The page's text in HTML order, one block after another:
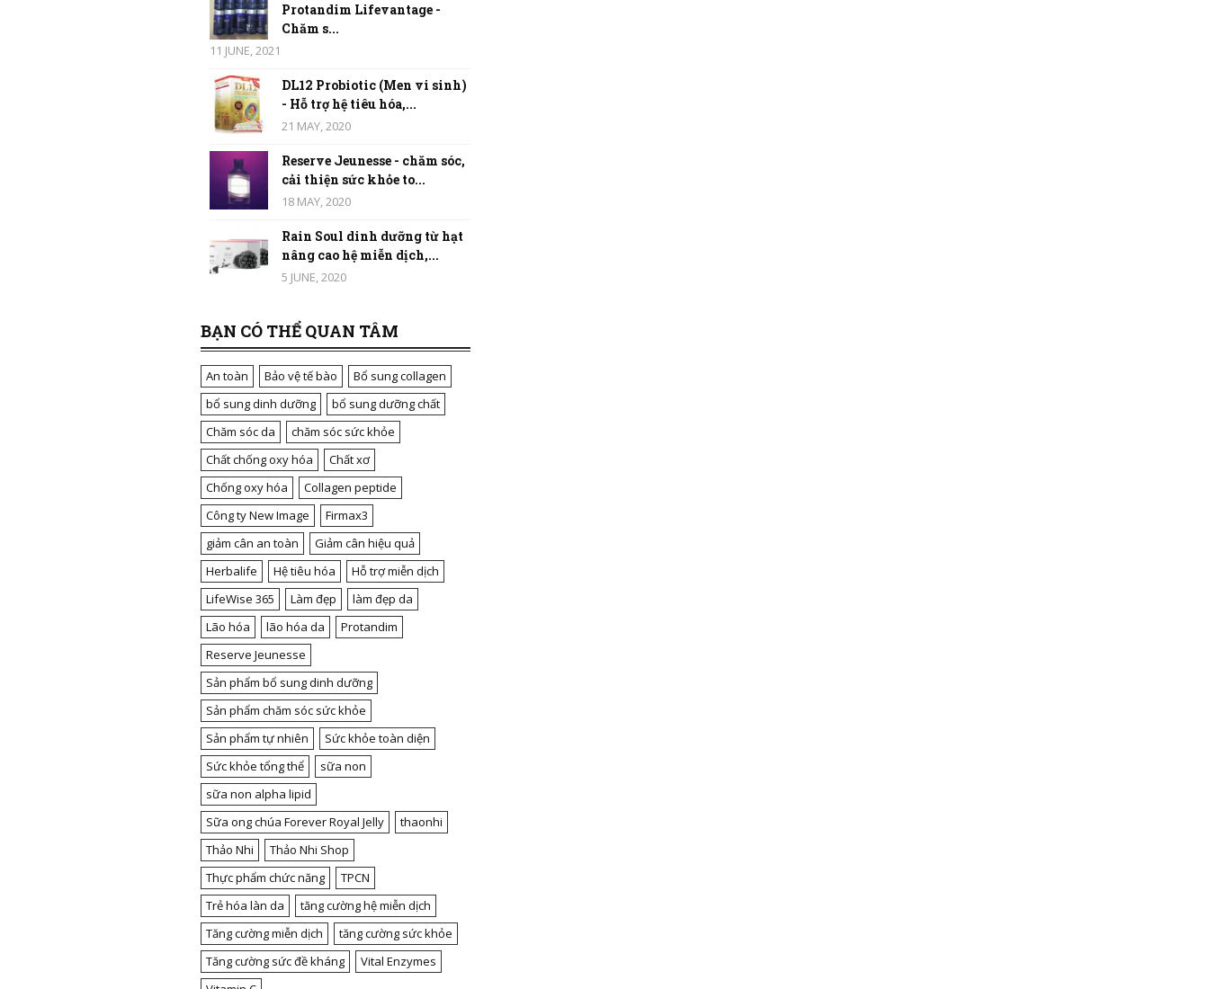
Protandim Lifevantage -
Chăm s...
11 JUNE, 2021
DL12 Probiotic (Men vi sinh)
- Hỗ trợ hệ tiêu hóa,...
21 MAY, 2020
Reserve Jeunesse - chăm sóc,
cải thiện sức khỏe to...
18 MAY, 2020
Rain Soul dinh dưỡng từ hạt
nâng cao hệ miễn dịch,...
5 JUNE, 2020
BẠN CÓ THỂ QUAN TÂM
An toàn Bảo vệ tế bào
Bổ sung collagen
bổ sung dinh dưỡng
bổ sung dưỡng chất
Chăm sóc da
chăm sóc sức khỏe
Chất chống oxy hóa
Chất xơ
Chống oxy hóa
Collagen peptide
Công ty New Image
Firmax3
giảm cân an toàn
Giảm cân hiệu quả
Herbalife
Hệ tiêu hóa
Hỗ trợ miễn dịch
LifeWise 365
Làm đẹp
làm đẹp da
Lão hóa
lão hóa da
Protandim
Reserve Jeunesse
Sản phẩm bổ sung dinh dưỡng
Sản phẩm chăm sóc sức khỏe
Sản phẩm tự nhiên
Sức khỏe toàn diện
Sức khỏe tổng thể
sữa non
sữa non alpha lipid
Sữa ong chúa Forever Royal Jelly
thaonhi
Thảo Nhi
Thảo Nhi Shop
Thực phẩm chức năng
TPCN
Trẻ hóa làn da
tăng cường hệ miễn dịch
Tăng cường miễn dịch
tăng cường sức khỏe
Tăng cường sức đề kháng
Vital Enzymes